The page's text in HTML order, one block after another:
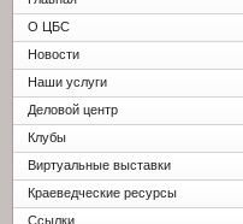
О ЦБС
Новости
Наши услуги
Деловой центр
Клубы
Виртуальные выставки
Краеведческие ресурсы
Ссылки